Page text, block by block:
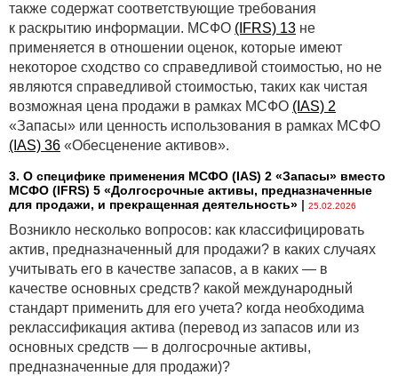
также содержат соответствующие требования
к раскрытию информации. МСФО (IFRS) 13 не
применяется в отношении оценок, которые имеют
некоторое сходство со справедливой стоимостью, но не
являются справедливой стоимостью, таких как чистая
возможная цена продажи в рамках МСФО (IAS) 2
«Запасы» или ценность использования в рамках МСФО
(IAS) 36 «Обесценение активов».
3. О специфике применения МСФО (IАS) 2 «Запасы» вместо
МСФО (IFRS) 5 «Долгосрочные активы, предназначенные
для продажи, и прекращенная деятельность» | 25.02.2026
Возникло несколько вопросов: как классифицировать
актив, предназначенный для продажи? в каких случаях
учитывать его в качестве запасов, а в каких — в
качестве основных средств? какой международный
стандарт применить для его учета? когда необходима
реклассификация актива (перевод из запасов или из
основных средств — в долгосрочные активы,
предназначенные для продажи)?